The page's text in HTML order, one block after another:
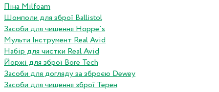
Піна Milfoam
Шомполи для зброї Ballistol
Засоби для чищення Hoppe`s
Мульти Інструмент Real Avid
Набір для чистки Real Avid
Йоржі для зброї Bore Tech
Засоби для догляду за зброєю Dewey
Засоби для чищення зброї Терен